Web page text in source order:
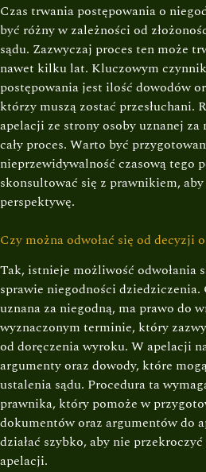
Czas trwania postępowania o
być różny w zależności od
sądu. Zazwyczaj proces ten może
nawet kilku lat. Kluczowym
postępowania jest ilość dowodów
którzy muszą zostać przesłuchani.
apelacji ze strony osoby uznanej za
cały proces. Warto być
nieprzewidywalność czasową tego
skonsultować się z prawnikiem,
perspektywę.
Czy można odwołać się od decyzji
Tak, istnieje możliwość odwołania
sprawie niegodności dziedziczenia.
uznana za niegodną, ma prawo do
wyznaczonym terminie, który
od doręczenia wyroku. W apelacji
argumenty oraz dowody, które
ustalenia sądu. Procedura ta
prawnika, który pomoże w
dokumentów oraz argumentów do
działać szybko, aby nie
apelacji.